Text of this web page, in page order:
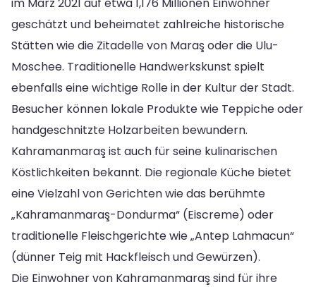
geschätzt und beheimatet zahlreiche historische
Stätten wie die Zitadelle von Maraş oder die Ulu-
Moschee. Traditionelle Handwerkskunst spielt
ebenfalls eine wichtige Rolle in der Kultur der Stadt.
Besucher können lokale Produkte wie Teppiche oder
handgeschnitzte Holzarbeiten bewundern.
Kahramanmaraş ist auch für seine kulinarischen
Köstlichkeiten bekannt. Die regionale Küche bietet
eine Vielzahl von Gerichten wie das berühmte
„Kahramanmaraş-Dondurma“ (Eiscreme) oder
traditionelle Fleischgerichte wie „Antep Lahmacun“
(dünner Teig mit Hackfleisch und Gewürzen).
Die Einwohner von Kahramanmaraş sind für ihre